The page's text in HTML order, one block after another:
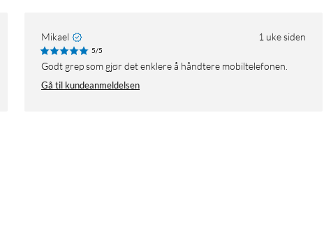
Mikael 1 uke siden
5/5
Godt grep som gjør det enklere å håndtere mobiltelefonen.
Gå til kundeanmeldelsen